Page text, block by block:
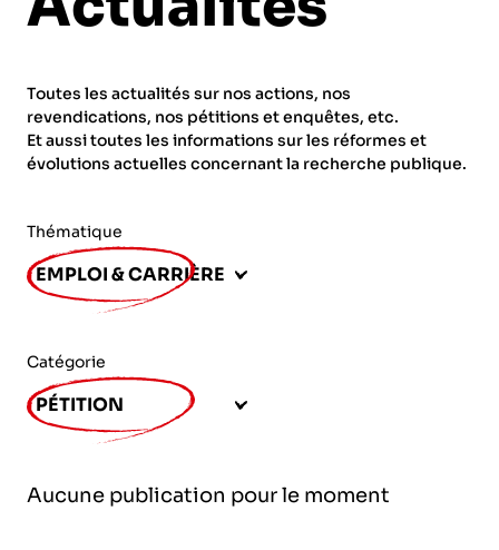
Fonction publique
Actions spécifiques
ORGANISMES
CNRS – Centre national de la recherche
scientifique
INRIA - Institut national de recherche en
INSERM – Institut national de la santé et de la
recherche médicale
développement
INED – Institut national d’études
démographiques
l’exploitation de la mer
AGENDA
PUBLICATIONS
ADHÉRER
Toutes les actualités sur nos actions, nos
revendications, nos pétitions et enquêtes, etc.
Et aussi toutes les informations sur les réformes et
évolutions actuelles concernant la recherche publique.
Thématique
EMPLOI & CARRIÈRE
Catégorie
PÉTITION
Aucune publication pour le moment